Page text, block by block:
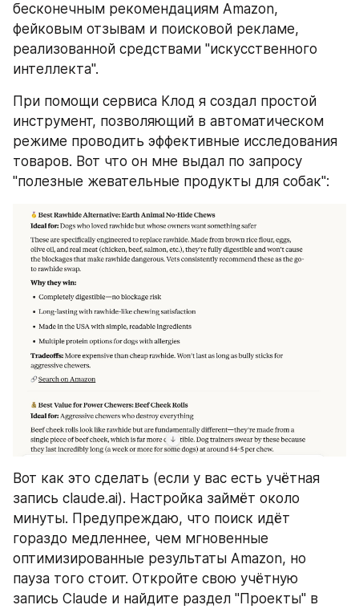
бесконечным рекомендациям Amazon,
фейковым отзывам и поисковой рекламе,
реализованной средствами "искусственного
интеллекта".
При помощи сервиса Клод я создал простой
инструмент, позволяющий в автоматическом
режиме проводить эффективные исследования
товаров. Вот что он мне выдал по запросу
"полезные жевательные продукты для собак":
Вот как это сделать (если у вас есть учётная
запись claude.ai). Настройка займёт около
минуты. Предупреждаю, что поиск идёт
гораздо медленнее, чем мгновенные
оптимизированные результаты Amazon, но
пауза того стоит. Откройте свою учётную
запись Claude и найдите раздел "Проекты" в